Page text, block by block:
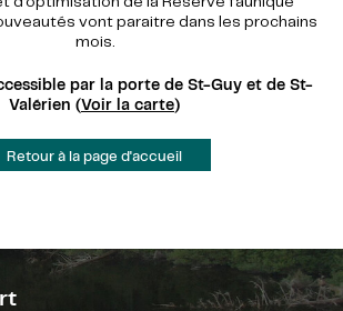
vont paraitre dans les prochains
mois.
par la porte de St-Guy et de St-
Valérien (Voir la carte)
Retour à la page d'accueil